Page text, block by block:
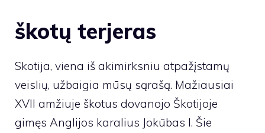
škotų terjeras
Skotija, viena iš akimirksniu atpažįstamų
veislių, užbaigia mūsų sąrašą. Mažiausiai
XVII amžiuje škotus dovanojo Škotijoje
gimęs Anglijos karalius Jokūbas I. Šie